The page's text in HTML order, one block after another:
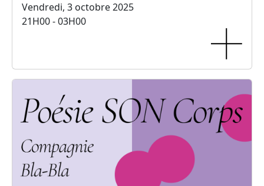
Vendredi, 3 octobre 2025
21H00 - 03H00